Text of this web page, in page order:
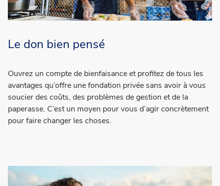
Le don bien pensé
Ouvrez un compte de bienfaisance et profitez de tous les
avantages qu’offre une fondation privée sans avoir à vous
soucier des coûts, des problèmes de gestion et de la
paperasse. C’est un moyen pour vous d’agir concrètement
pour faire changer les choses.